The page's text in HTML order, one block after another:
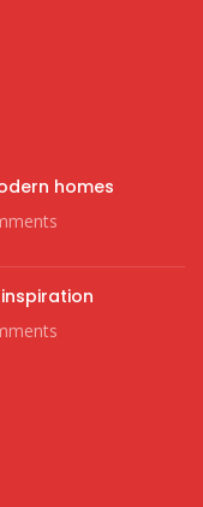
homes